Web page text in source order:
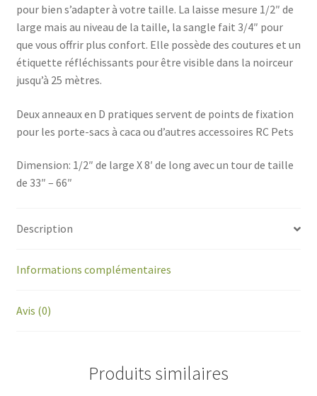
pour bien s’adapter à votre taille. La laisse mesure 1/2″ de
large mais au niveau de la taille, la sangle fait 3/4″ pour
que vous offrir plus confort. Elle possède des coutures et un
étiquette réfléchissants pour être visible dans la noirceur
jusqu’à 25 mètres.
Deux anneaux en D pratiques servent de points de fixation
pour les porte-sacs à caca ou d’autres accessoires RC Pets
Dimension: 1/2″ de large X 8′ de long avec un tour de taille
de 33″ – 66″
Description
Informations complémentaires
Avis (0)
Produits similaires